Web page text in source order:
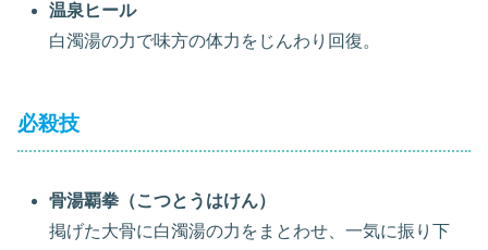
温泉ヒール
白濁湯の力で味方の体力をじんわり回復。
必殺技
骨湯覇拳（こつとうはけん）
掲げた大骨に白濁湯の力をまとわせ、一気に振り下